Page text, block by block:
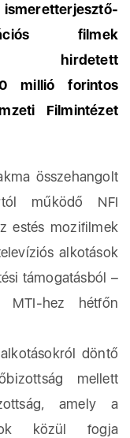
filmek
hirdetett
millió forintos
Filmintézet
összehangolt
működő NFI
estés mozifilmek
alkotások
támogatásból –
MTI-hez hétfőn
döntő
mellett
amely a
közül fogja